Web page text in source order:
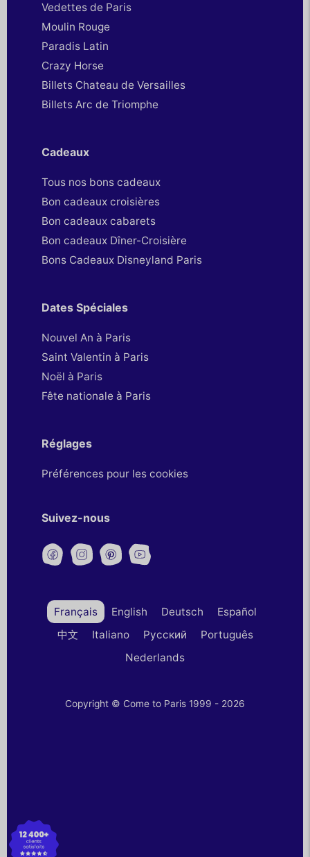
Vedettes de Paris
Moulin Rouge
Paradis Latin
Crazy Horse
Billets Chateau de Versailles
Billets Arc de Triomphe
Cadeaux
Tous nos bons cadeaux
Bon cadeaux croisières
Bon cadeaux cabarets
Bon cadeaux Dîner-Croisière
Bons Cadeaux Disneyland Paris
Dates Spéciales
Nouvel An à Paris
Saint Valentin à Paris
Noël à Paris
Fête nationale à Paris
Réglages
Préférences pour les cookies
Suivez-nous
Français English Deutsch
Español
中文
Italiano Русский
Português
Nederlands
Copyright © Come to Paris 1999 - 2026